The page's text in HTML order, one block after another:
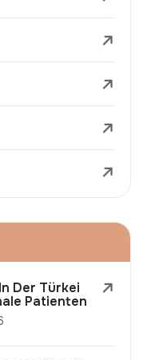
Der Türkei
Patienten